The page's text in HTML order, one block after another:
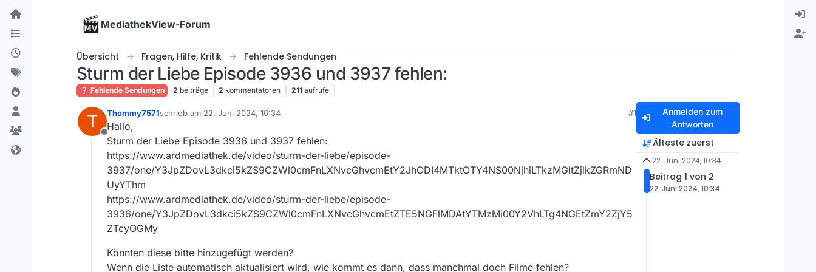
Skip to content
MediathekView-Forum
Übersicht Fragen, Hilfe, Kritik Fehlende Sendungen
Sturm der Liebe Episode 3936 und 3937 fehlen:
Fehlende Sendungen 2 beiträge 2 kommentatoren 211 aufrufe
T
Offline
Thommy7571schrieb am 22. Juni 2024, 10:34
zuletzt editiert von
#1
Hallo,
Sturm der Liebe Episode 3936 und 3937 fehlen:
https://www.ardmediathek.de/video/sturm-der-liebe/episode-
3937/one/Y3JpZDovL3dkci5kZS9CZWl0cmFnLXNvcGhvcmEtY2JhODI4MTktOTY4NS00NjhiLTkzMGItZjlkZGRmND
UyYThm
https://www.ardmediathek.de/video/sturm-der-liebe/episode-
3936/one/Y3JpZDovL3dkci5kZS9CZWl0cmFnLXNvcGhvcmEtZTE5NGFlMDAtYTMzMi00Y2VhLTg4NGEtZmY2ZjY5
ZTcyOGMy
Könnten diese bitte hinzugefügt werden?
Wenn die Liste automatisch aktualisiert wird, wie kommt es dann, dass manchmal doch Filme fehlen?
Anmelden zum
Antworten
Älteste zuerst
22. Juni 2024, 10:34
Beitrag 1 von 2
22. Juni 2024, 10:34